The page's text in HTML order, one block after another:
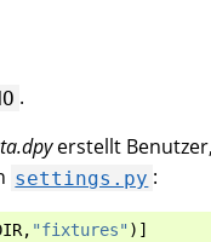
.
erstellt
settings.py :
, "fixtures" )]